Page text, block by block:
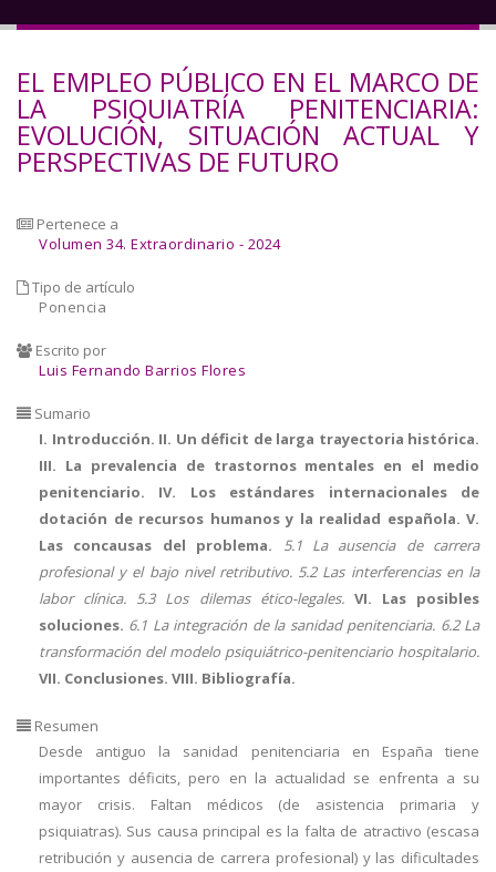
a
la
navegación
EL EMPLEO PÚBLICO EN EL MARCO DE
LA PSIQUIATRÍA PENITENCIARIA:
EVOLUCIÓN, SITUACIÓN ACTUAL Y
PERSPECTIVAS DE FUTURO
Pertenece a
Volumen 34. Extraordinario - 2024
Tipo de artículo
Ponencia
Escrito por
Luis Fernando Barrios Flores
Sumario
I. Introducción. II. Un déficit de larga trayectoria histórica.
III. La prevalencia de trastornos mentales en el medio
penitenciario. IV. Los estándares internacionales de
dotación de recursos humanos y la realidad española. V.
Las concausas del problema. 5.1 La ausencia de carrera
profesional y el bajo nivel retributivo. 5.2 Las interferencias en la
labor clínica. 5.3 Los dilemas ético-legales.VI. Las posibles
soluciones. 6.1 La integración de la sanidad penitenciaria. 6.2 La
transformación del modelo psiquiátrico-penitenciario hospitalario.
VII. Conclusiones. VIII. Bibliografía.
Resumen
Desde antiguo la sanidad penitenciaria en España tiene
importantes déficits, pero en la actualidad se enfrenta a su
mayor crisis. Faltan médicos (de asistencia primaria y
psiquiatras). Sus causa principal es la falta de atractivo (escasa
retribución y ausencia de carrera profesional) y las dificultades